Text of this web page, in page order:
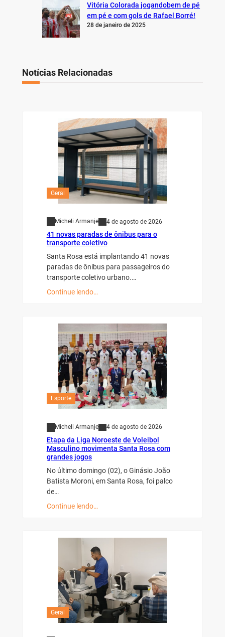
Vitória Colorada jogandobem de pé
em pé e com gols de Rafael Borré!
28 de janeiro de 2025
Notícias Relacionadas
Geral
Micheli Armanje 4 de agosto de 2026
41 novas paradas de ônibus para o
transporte coletivo
Santa Rosa está implantando 41 novas
paradas de ônibus para passageiros do
transporte coletivo urbano.…
Continue lendo…
Esporte
Micheli Armanje 4 de agosto de 2026
Etapa da Liga Noroeste de Voleibol
Masculino movimenta Santa Rosa com
grandes jogos
No último domingo (02), o Ginásio João
Batista Moroni, em Santa Rosa, foi palco
de…
Continue lendo…
Geral